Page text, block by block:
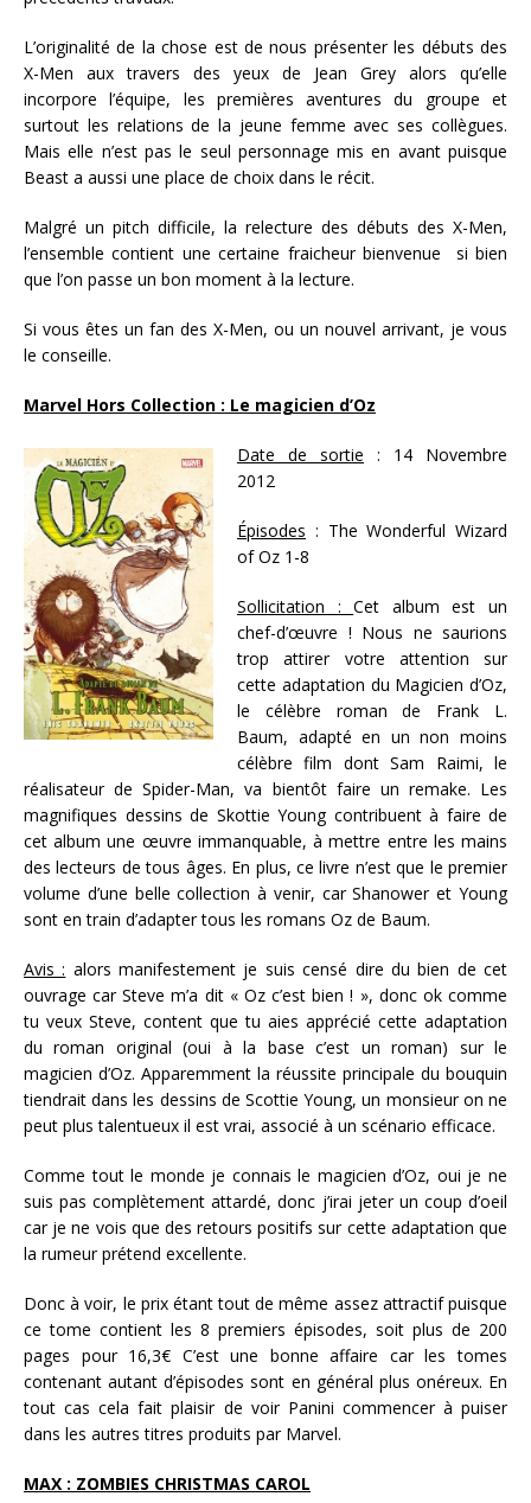
L’originalité de la chose est de nous présenter les débuts des
X-Men aux travers des yeux de Jean Grey alors qu’elle
incorpore l’équipe, les premières aventures du groupe et
surtout les relations de la jeune femme avec ses collègues.
Mais elle n’est pas le seul personnage mis en avant puisque
Beast a aussi une place de choix dans le récit.
Malgré un pitch difficile, la relecture des débuts des X-Men,
l’ensemble contient une certaine fraicheur bienvenue si bien
que l’on passe un bon moment à la lecture.
Si vous êtes un fan des X-Men, ou un nouvel arrivant, je vous
le conseille.
Marvel Hors Collection : Le magicien d’Oz
Date de sortie : 14 Novembre
2012
Épisodes : The Wonderful Wizard
of Oz 1-8
Sollicitation :Cet album est un
chef-d’œuvre ! Nous ne saurions
trop attirer votre attention sur
cette adaptation du Magicien d’Oz,
le célèbre roman de Frank L.
Baum, adapté en un non moins
célèbre film dont Sam Raimi, le
réalisateur de Spider-Man, va bientôt faire un remake. Les
magnifiques dessins de Skottie Young contribuent à faire de
cet album une œuvre immanquable, à mettre entre les mains
des lecteurs de tous âges. En plus, ce livre n’est que le premier
volume d’une belle collection à venir, car Shanower et Young
sont en train d’adapter tous les romans Oz de Baum.
Avis : alors manifestement je suis censé dire du bien de cet
ouvrage car Steve m’a dit « Oz c’est bien ! », donc ok comme
tu veux Steve, content que tu aies apprécié cette adaptation
du roman original (oui à la base c’est un roman) sur le
magicien d’Oz. Apparemment la réussite principale du bouquin
tiendrait dans les dessins de Scottie Young, un monsieur on ne
peut plus talentueux il est vrai, associé à un scénario efficace.
Comme tout le monde je connais le magicien d’Oz, oui je ne
suis pas complètement attardé, donc j’irai jeter un coup d’oeil
car je ne vois que des retours positifs sur cette adaptation que
la rumeur prétend excellente.
Donc à voir, le prix étant tout de même assez attractif puisque
ce tome contient les 8 premiers épisodes, soit plus de 200
pages pour 16,3€ C’est une bonne affaire car les tomes
contenant autant d’épisodes sont en général plus onéreux. En
tout cas cela fait plaisir de voir Panini commencer à puiser
dans les autres titres produits par Marvel.
MAX : ZOMBIES CHRISTMAS CAROL